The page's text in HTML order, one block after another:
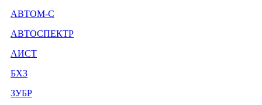
АВТОМ-С
АВТОСПЕКТР
АИСТ
БХЗ
ЗУБР